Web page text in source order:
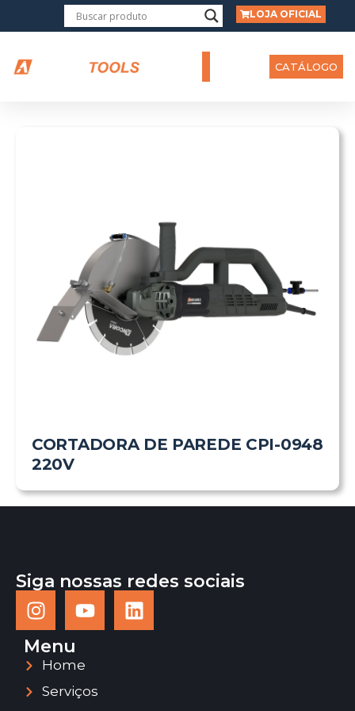
LOJA OFICIAL
CATÁLOGO
CORTADORA DE PAREDE CPI-0948
220V
Siga nossas redes sociais
Menu
Home
Serviços